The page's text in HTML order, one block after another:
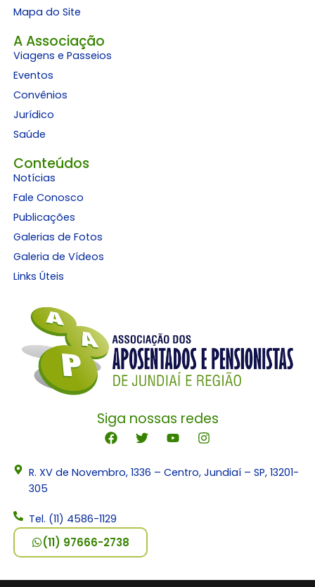
Mapa do Site
A Associação
Viagens e Passeios
Eventos
Convênios
Jurídico
Saúde
Conteúdos
Notícias
Fale Conosco
Publicações
Galerias de Fotos
Galeria de Vídeos
Links Úteis
Siga nossas redes
R. XV de Novembro, 1336 – Centro, Jundiaí – SP, 13201-
305
Tel. (11) 4586-1129
(11) 97666-2738